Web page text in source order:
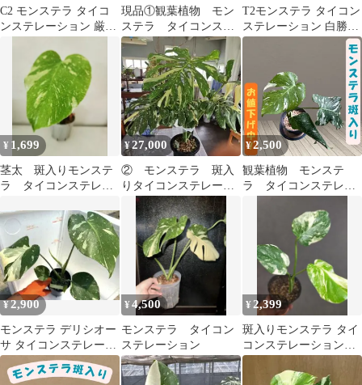
C2 モンステラ タイコ
ンステレーション 厳選
現品①観葉植物 モン
ステラ タイコンステ
レーション 斑入り
斑入り葉
T2モンステラ タイコン
ステレーション 白勝ち
葉焼けしやすい特性あ
¥ 1,699
茎太 斑入りモンステ
ラ タイコンステレー
¥27,000
② モンステラ 斑入
りタイコンステレーシ
ョン 8号 最高等級極
上品❗
¥2,500
観葉植物 モンステ
ラ タイコンステレー
¥2,900
モンステラ デリシオー
サ タイコンステレーシ
ョン 斑入り 12
¥4,500
モンステラ タイコン
ステレーション
¥ 2,399
斑入りモンステラ タイ
コンステレーション
美株 A